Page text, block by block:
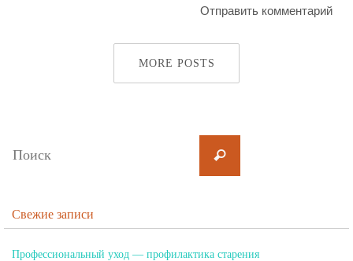
MORE POSTS
Свежие записи
Профессиональный уход — профилактика старения